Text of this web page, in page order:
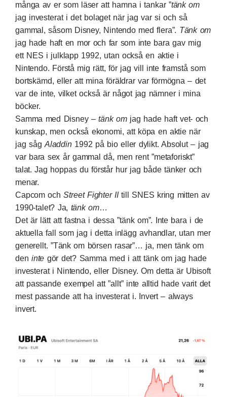
många av er som läser att hamna i tankar ”tänk om
jag investerat i det bolaget när jag var si och så
gammal, såsom Disney, Nintendo med flera”. Tänk om
jag hade haft en mor och far som inte bara gav mig
ett NES i julklapp 1992, utan också en aktie i
Nintendo. Förstå mig rätt, för jag vill inte framstå som
bortskämd, eller att mina föräldrar var förmögna – det
var de inte, vilket också är något jag nämner i mina
böcker.
Samma med Disney –tänk omjag hade haft vet- och
kunskap, men också ekonomi, att köpa en aktie när
jag såg Aladdin1992 på bio eller dylikt. Absolut – jag
var bara sex år gammal då, men rent ”metaforiskt”
talat. Jag hoppas du förstår hur jag både tänker och
menar.
Capcom ochStreet Fighter IItill SNES kring mitten av
1990-talet? Ja, tänk om…
Det är lätt att fastna i dessa ”tänk om”. Inte bara i de
aktuella fall som jag i detta inlägg avhandlar, utan mer
generellt. ”Tänk om börsen rasar”… ja, men tänk om
den inte gör det? Samma med i att tänk om jag hade
investerat i Nintendo, eller Disney. Om detta är Ubisoft
att passande exempel att ”allt” inte alltid hade varit det
mest passande att ha investerat i. Invert – always
invert.